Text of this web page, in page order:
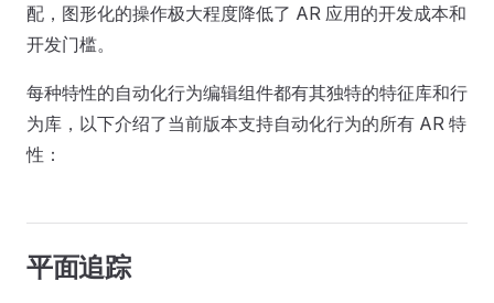
配，图形化的操作极大程度降低了 AR 应用的开发成本和
开发门槛。
每种特性的自动化行为编辑组件都有其独特的特征库和行
为库，以下介绍了当前版本支持自动化行为的所有 AR 特
性：
平面追踪